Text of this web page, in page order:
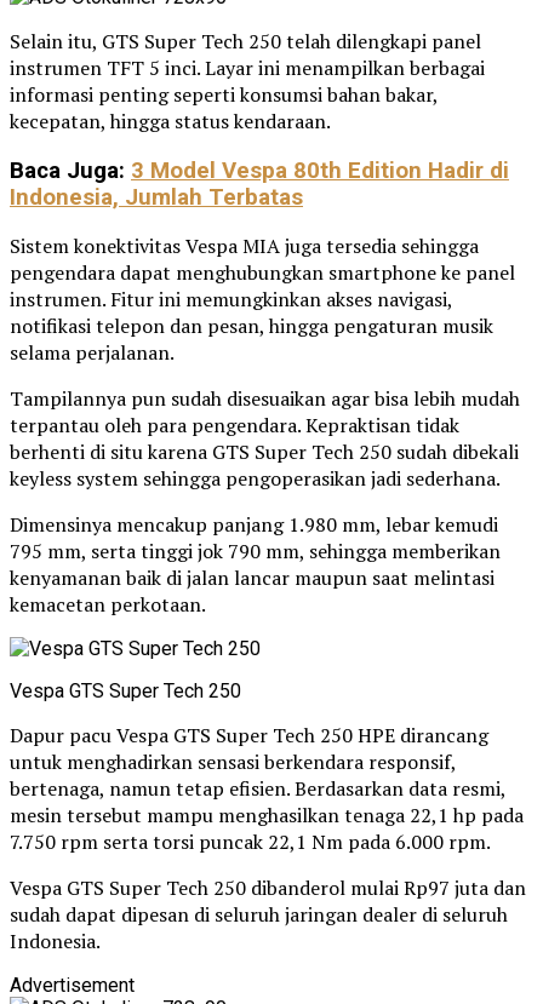
Selain itu, GTS Super Tech 250 telah dilengkapi panel
instrumen TFT 5 inci. Layar ini menampilkan berbagai
informasi penting seperti konsumsi bahan bakar,
kecepatan, hingga status kendaraan.
Baca Juga: 3 Model Vespa 80th Edition Hadir di
Indonesia, Jumlah Terbatas
Sistem konektivitas Vespa MIA juga tersedia sehingga
pengendara dapat menghubungkan smartphone ke panel
instrumen. Fitur ini memungkinkan akses navigasi,
notifikasi telepon dan pesan, hingga pengaturan musik
selama perjalanan.
Tampilannya pun sudah disesuaikan agar bisa lebih mudah
terpantau oleh para pengendara. Kepraktisan tidak
berhenti di situ karena GTS Super Tech 250 sudah dibekali
keyless system sehingga pengoperasikan jadi sederhana.
Dimensinya mencakup panjang 1.980 mm, lebar kemudi
795 mm, serta tinggi jok 790 mm, sehingga memberikan
kenyamanan baik di jalan lancar maupun saat melintasi
kemacetan perkotaan.
Vespa GTS Super Tech 250
Dapur pacu Vespa GTS Super Tech 250 HPE dirancang
untuk menghadirkan sensasi berkendara responsif,
bertenaga, namun tetap efisien. Berdasarkan data resmi,
mesin tersebut mampu menghasilkan tenaga 22,1 hp pada
7.750 rpm serta torsi puncak 22,1 Nm pada 6.000 rpm.
Vespa GTS Super Tech 250 dibanderol mulai Rp97 juta dan
sudah dapat dipesan di seluruh jaringan dealer di seluruh
Indonesia.
Advertisement